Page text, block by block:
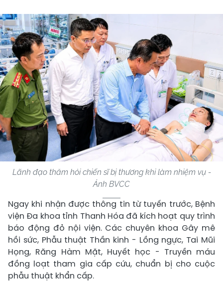
Lãnh đạo thăm hỏi chiến sĩ bị thương khi làm nhiệm vụ -
Ảnh BVCC
Ngay khi nhận được thông tin từ tuyến trước, Bệnh
viện Đa khoa tỉnh Thanh Hóa đã kích hoạt quy trình
báo động đỏ nội viện. Các chuyên khoa Gây mê
hồi sức, Phẫu thuật Thần kinh - Lồng ngực, Tai Mũi
Họng, Răng Hàm Mặt, Huyết học - Truyền máu
đồng loạt tham gia cấp cứu, chuẩn bị cho cuộc
phẫu thuật khẩn cấp.